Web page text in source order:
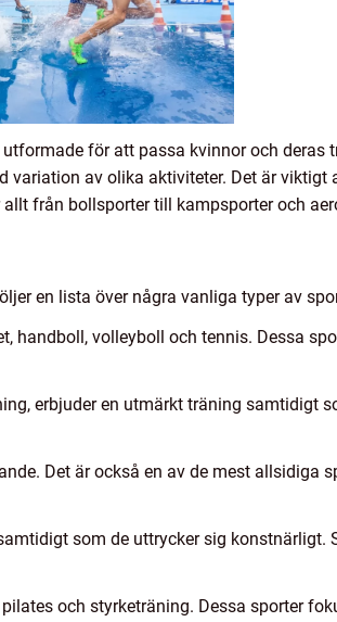
för att passa kvinnor och deras
variation av olika aktiviteter. Det är
från bollsporter till kampsporter och
en lista över några vanliga typer av
handboll, volleyboll och tennis. Dessa
erbjuder en utmärkt träning samtidigt
Det är också en av de mest allsidiga
som de uttrycker sig konstnärligt.
och styrketräning. Dessa sporter